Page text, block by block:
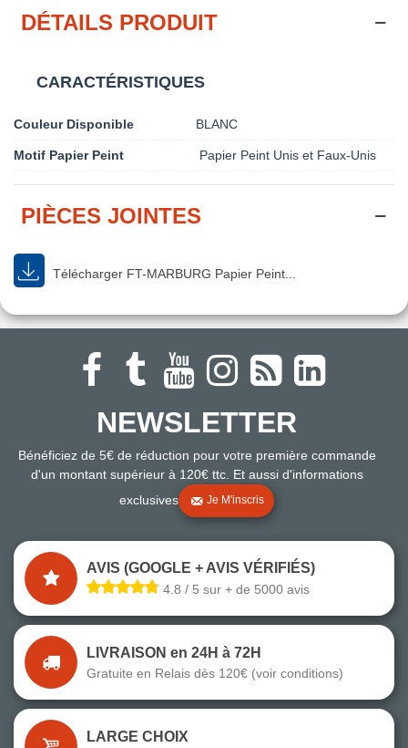
DÉTAILS PRODUIT
CARACTÉRISTIQUES
Couleur Disponible BLANC
Motif Papier Peint Papier Peint Unis et Faux-Unis
PIÈCES JOINTES
Télécharger FT-MARBURG Papier Peint...
NEWSLETTER
Bénéficiez de 5€ de réduction pour votre première commande
d'un montant supérieur à 120€ ttc. Et aussi d'informations
exclusives
Je M'inscris
AVIS (GOOGLE + AVIS VÉRIFIÉS)
4.8 / 5 sur + de 5000 avis
LIVRAISON en 24H à 72H
Gratuite en Relais dès 120€ (voir conditions)
LARGE CHOIX